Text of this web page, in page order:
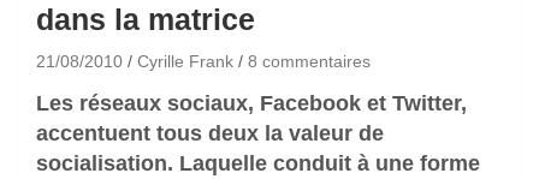
dans la matrice
21/08/2010 Cyrille Frank 8 commentaires
Les réseaux sociaux, Facebook et Twitter,
accentuent tous deux la valeur de
socialisation. Laquelle conduit à une forme